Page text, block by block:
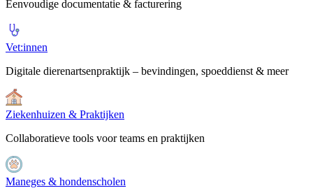
Eenvoudige documentatie & facturering
Vet:innen
Digitale dierenartsenpraktijk – bevindingen, spoeddienst & meer
Ziekenhuizen & Praktijken
Collaboratieve tools voor teams en praktijken
Maneges & hondenscholen